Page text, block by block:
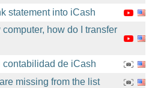
statement into iCash
computer, how do I transfer
contabilidad de iCash
missing from the list